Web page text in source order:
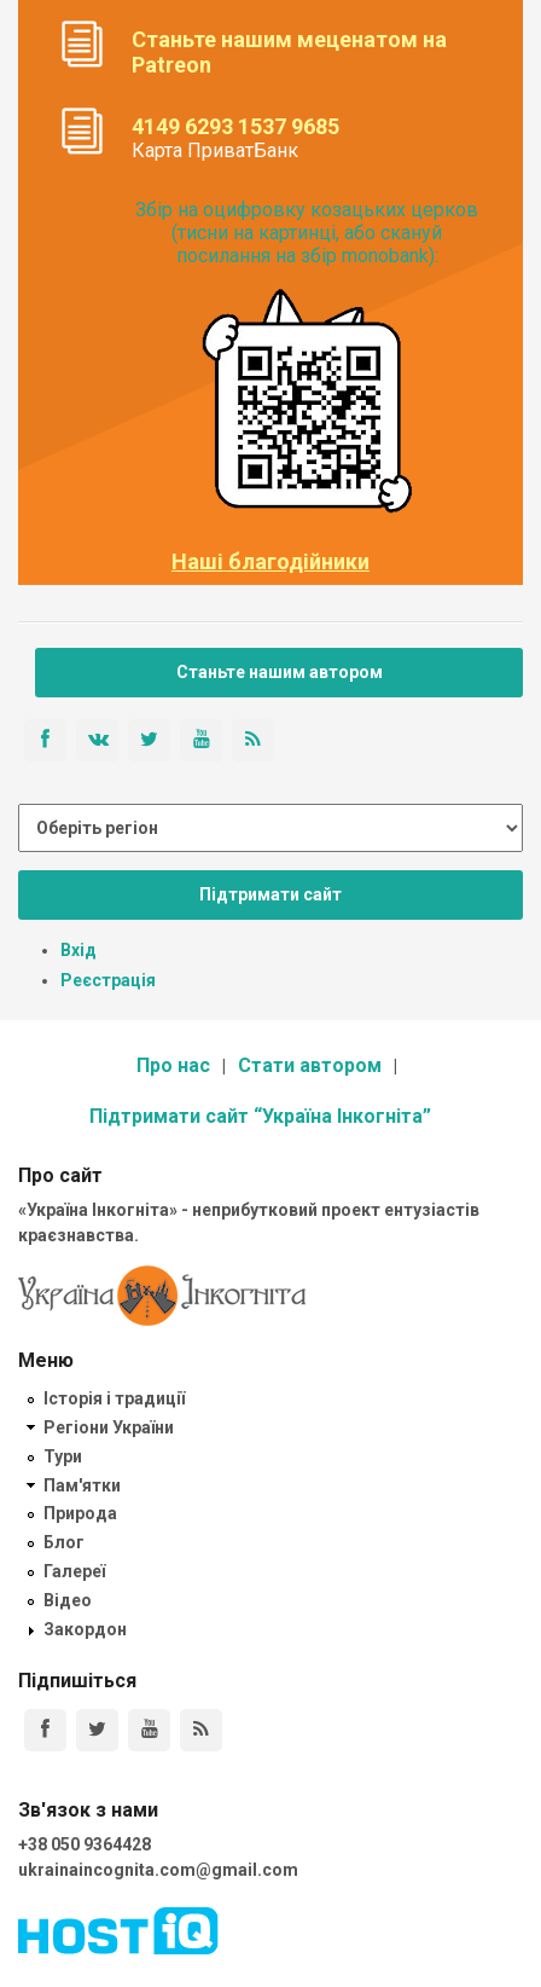
Станьте нашим меценатом на
Patreon
4149 6293 1537 9685
Карта ПриватБанк
Збір на оцифровку козацьких церков
(тисни на картинці, або скануй
посилання на збір monobank):
Наші благодійники
Станьте нашим автором
Підтримати сайт
Вхід
Реєстрація
Про нас Стати автором
Підтримати сайт “Україна Інкогніта”
Про сайт
«Україна Інкогніта» - неприбутковий проект ентузіастів
краєзнавства.
Меню
Історія і традиції
Регіони України
Тури
Пам'ятки
Природа
Блог
Галереї
Відео
Закордон
Підпишіться
Зв'язок з нами
+38 050 9364428
ukrainaincognita.com@gmail.com